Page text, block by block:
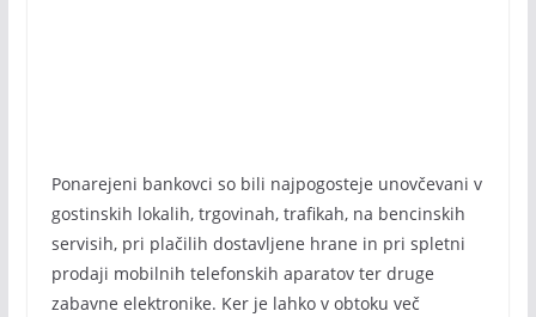
Ponarejeni bankovci so bili najpogosteje unovčevani v
gostinskih lokalih, trgovinah, trafikah, na bencinskih
servisih, pri plačilih dostavljene hrane in pri spletni
prodaji mobilnih telefonskih aparatov ter druge
zabavne elektronike. Ker je lahko v obtoku več